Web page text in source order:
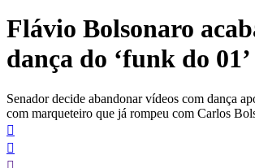
conteúdo
Flávio Bolsonaro
dança do ‘funk do 01’
Senador decide abandonar vídeos com dança
com marqueteiro que já rompeu com Carlos